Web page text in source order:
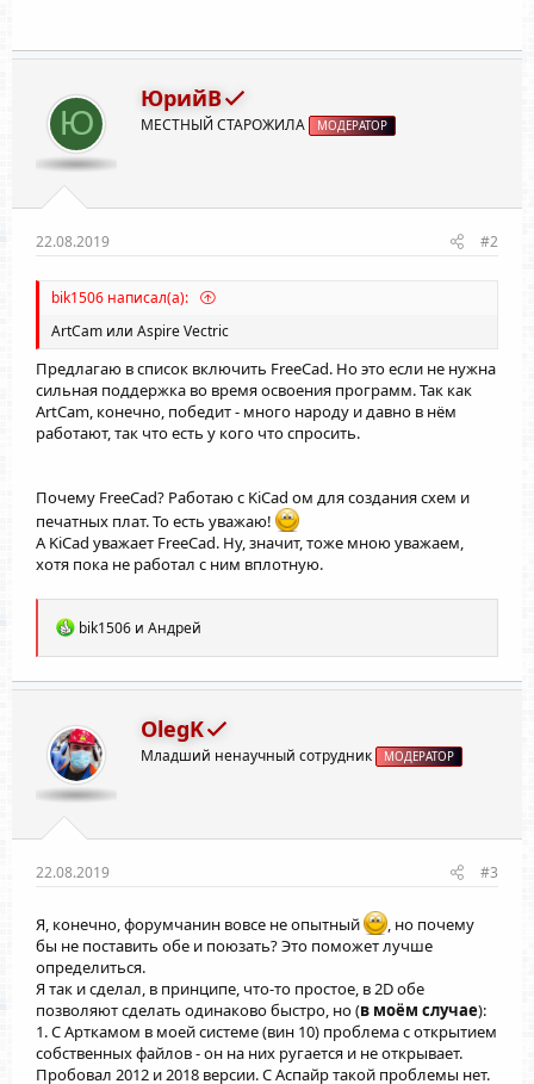
Ю
ЮрийВ
МЕСТНЫЙ СТАРОЖИЛА МОДЕРАТОР
22.08.2019 #2
bik1506 написал(а):
ArtCam или Aspire Vectric
Предлагаю в список включить FreeCad. Но это если не нужна
сильная поддержка во время освоения программ. Так как
ArtCam, конечно, победит - много народу и давно в нём
работают, так что есть у кого что спросить.
Почему FreeCad? Работаю с KiCad ом для создания схем и
печатных плат. То есть уважаю!
А KiCad уважает FreeCad. Ну, значит, тоже мною уважаем,
хотя пока не работал с ним вплотную.
Р
а
к
и
и
:
bik1506 и Андрей
OlegK
Младший ненаучный сотрудник МОДЕРАТОР
22.08.2019 #3
Я, конечно, форумчанин вовсе не опытный
, но почему
бы не поставить обе и поюзать? Это поможет лучше
определиться.
Я так и сделал, в принципе, что-то простое, в 2D обе
позволяют сделать одинаково быстро, но (в моём случае):
1. С Арткамом в моей системе (вин 10) проблема с открытием
собственных файлов - он на них ругается и не открывает.
Пробовал 2012 и 2018 версии. С Аспайр такой проблемы нет.